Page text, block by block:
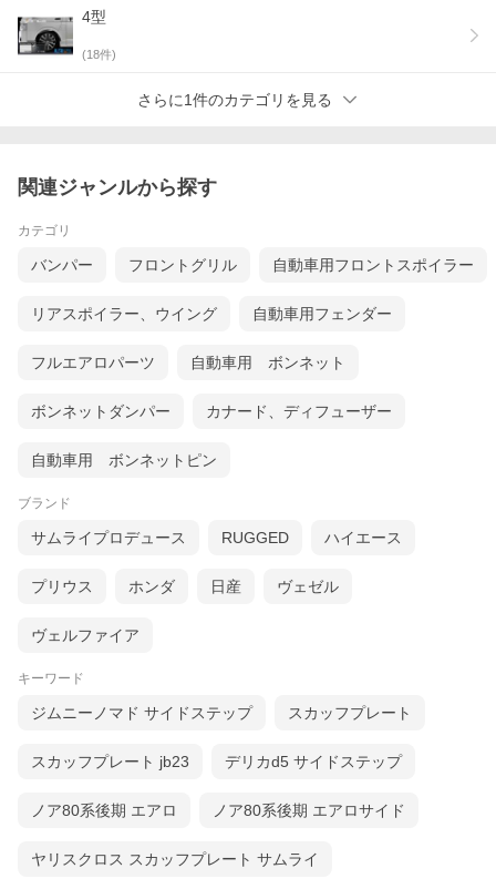
4型
(18件)
さらに1件のカテゴリを見る
関連ジャンルから探す
カテゴリ
バンパー フロントグリル 自動車用フロントスポイラー
リアスポイラー、ウイング 自動車用フェンダー
フルエアロパーツ 自動車用 ボンネット
ボンネットダンパー カナード、ディフューザー
自動車用 ボンネットピン
ブランド
サムライプロデュース RUGGED ハイエース
プリウス ホンダ 日産 ヴェゼル
ヴェルファイア
キーワード
ジムニーノマド サイドステップ スカッフプレート
スカッフプレート jb23 デリカd5 サイドステップ
ノア80系後期 エアロ ノア80系後期 エアロサイド
ヤリスクロス スカッフプレート サムライ